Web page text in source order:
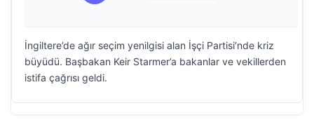
İngiltere’de ağır seçim yenilgisi alan İşçi Partisi’nde kriz
büyüdü. Başbakan Keir Starmer’a bakanlar ve vekillerden
istifa çağrısı geldi.